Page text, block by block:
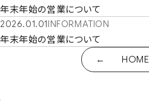
年末年始の営業について
2026.01.01INFORMATION
年末年始の営業について
HOME